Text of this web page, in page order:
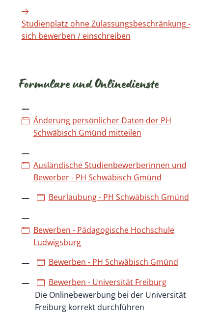
Studienplatz ohne Zulassungsbeschränkung -
sich bewerben / einschreiben
Formulare und Onlinedienste
Änderung persönlicher Daten der PH
Schwäbisch Gmünd mitteilen
Ausländische Studienbewerberinnen und
Bewerber - PH Schwäbisch Gmünd
Beurlaubung - PH Schwäbisch Gmünd
Bewerben - Pädagogische Hochschule
Ludwigsburg
Bewerben - PH Schwäbisch Gmünd
Bewerben - Universität Freiburg
Die Onlinebewerbung bei der Universität
Freiburg korrekt durchführen